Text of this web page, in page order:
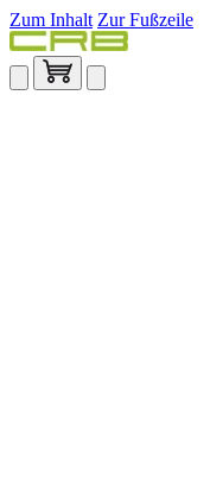
Zum Inhalt Zur Fußzeile